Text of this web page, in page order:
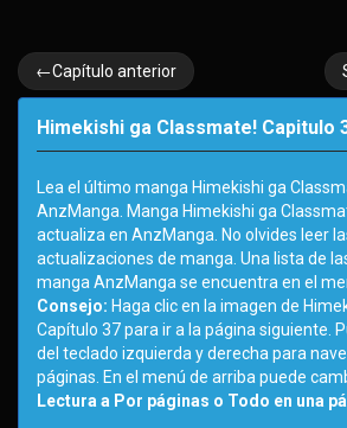
←Capítulo anterior
Himekishi ga Classmate! Capitulo
Lea el último manga Himekishi ga
AnzManga. Manga Himekishi ga
actualiza en AnzManga. No olvides leer
actualizaciones de manga. Una lista de
manga AnzManga se encuentra en el
Consejo: Haga clic en la imagen de
Capítulo 37 para ir a la página siguiente.
del teclado izquierda y derecha para
páginas. En el menú de arriba puede
Lectura a Por páginas o Todo en una